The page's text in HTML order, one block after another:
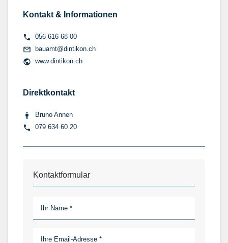
Kontakt & Informationen
056 616 68 00
bauamt@dintikon.ch
www.dintikon.ch
Direktkontakt
Bruno Annen
079 634 60 20
Kontaktformular